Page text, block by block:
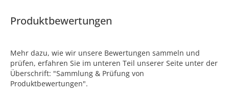
Produktbewertungen
Mehr dazu, wie wir unsere Bewertungen sammeln und
prüfen, erfahren Sie im unteren Teil unserer Seite unter der
Überschrift: "Sammlung & Prüfung von
Produktbewertungen".